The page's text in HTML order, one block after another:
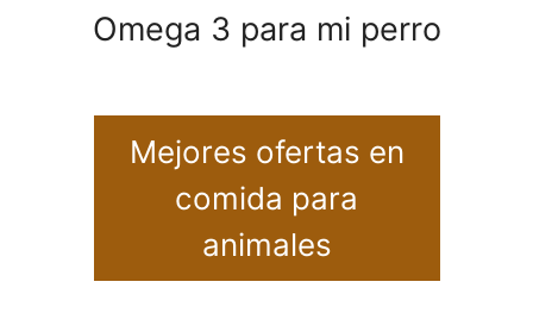
Omega 3 para mi perro
Mejores ofertas en
comida para
animales